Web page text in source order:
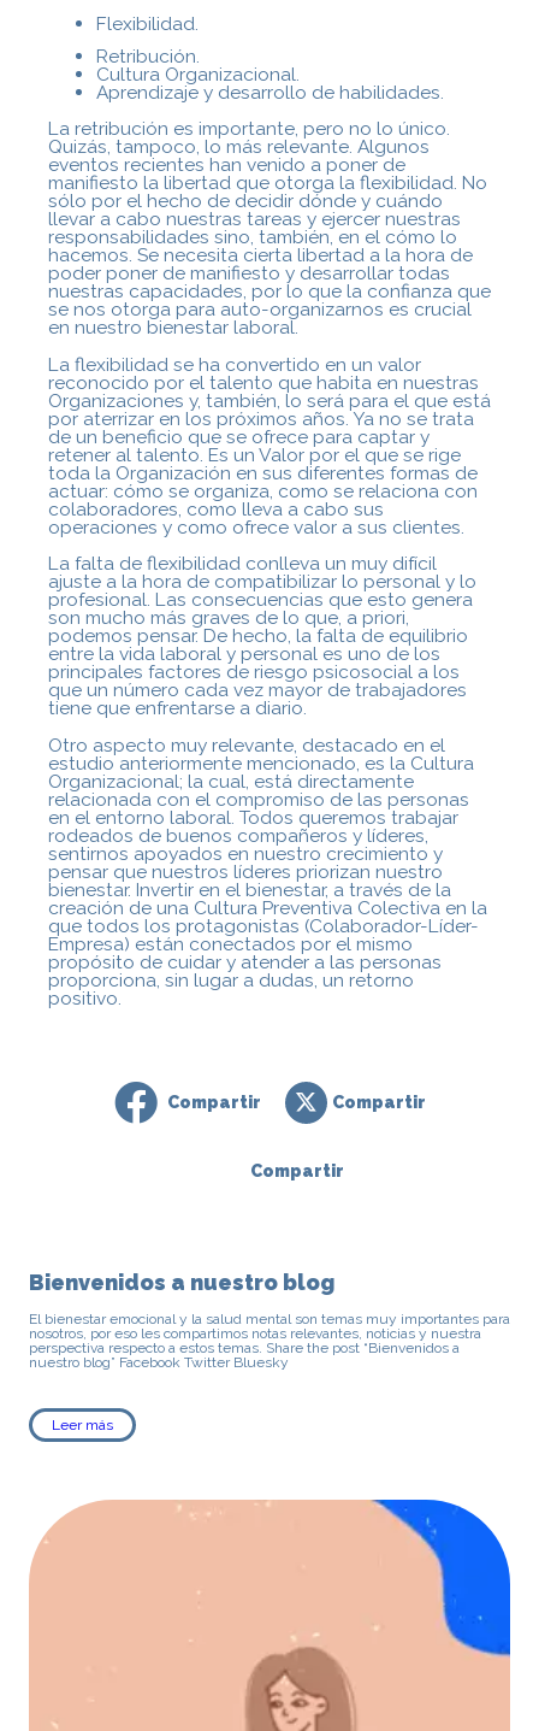
Flexibilidad.
Retribución.
Cultura Organizacional.
Aprendizaje y desarrollo de habilidades.
La retribución es importante, pero no lo único.
Quizás, tampoco, lo más relevante. Algunos
eventos recientes han venido a poner de
manifiesto la libertad que otorga la flexibilidad. No
sólo por el hecho de decidir dónde y cuándo
llevar a cabo nuestras tareas y ejercer nuestras
responsabilidades sino, también, en el cómo lo
hacemos. Se necesita cierta libertad a la hora de
poder poner de manifiesto y desarrollar todas
nuestras capacidades, por lo que la confianza que
se nos otorga para auto-organizarnos es crucial
en nuestro bienestar laboral.
La flexibilidad se ha convertido en un valor
reconocido por el talento que habita en nuestras
Organizaciones y, también, lo será para el que está
por aterrizar en los próximos años. Ya no se trata
de un beneficio que se ofrece para captar y
retener al talento. Es un Valor por el que se rige
toda la Organización en sus diferentes formas de
actuar: cómo se organiza, como se relaciona con
colaboradores, como lleva a cabo sus
operaciones y como ofrece valor a sus clientes.
La falta de flexibilidad conlleva un muy difícil
ajuste a la hora de compatibilizar lo personal y lo
profesional. Las consecuencias que esto genera
son mucho más graves de lo que, a priori,
podemos pensar. De hecho, la falta de equilibrio
entre la vida laboral y personal es uno de los
principales factores de riesgo psicosocial a los
que un número cada vez mayor de trabajadores
tiene que enfrentarse a diario.
Otro aspecto muy relevante, destacado en el
estudio anteriormente mencionado, es la Cultura
Organizacional; la cual, está directamente
relacionada con el compromiso de las personas
en el entorno laboral. Todos queremos trabajar
rodeados de buenos compañeros y líderes,
sentirnos apoyados en nuestro crecimiento y
pensar que nuestros líderes priorizan nuestro
bienestar. Invertir en el bienestar, a través de la
creación de una Cultura Preventiva Colectiva en la
que todos los protagonistas (Colaborador-Líder-
Empresa) están conectados por el mismo
propósito de cuidar y atender a las personas
proporciona, sin lugar a dudas, un retorno
positivo.
Bienvenidos a nuestro blog
El bienestar emocional y la salud mental son temas muy importantes para
nosotros, por eso les compartimos notas relevantes, noticias y nuestra
perspectiva respecto a estos temas. Share the post “Bienvenidos a
nuestro blog” Facebook Twitter Bluesky
Leer más